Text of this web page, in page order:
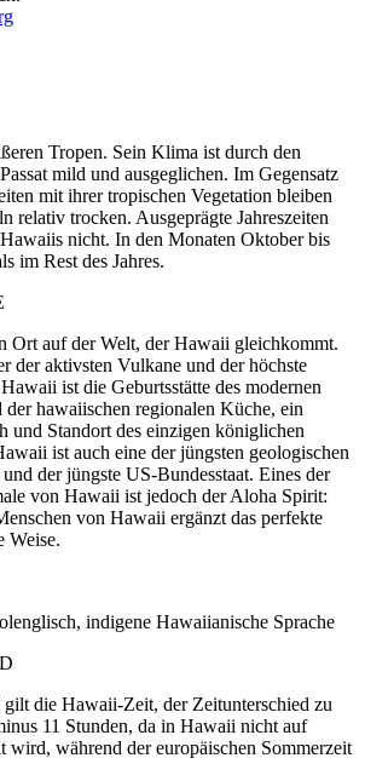
Tropen. Sein Klima ist durch den
mild und ausgeglichen. Im Gegensatz
mit ihrer tropischen Vegetation bleiben
relativ trocken. Ausgeprägte Jahreszeiten
nicht. In den Monaten Oktober bis
im Rest des Jahres.
Ort auf der Welt, der Hawaii gleichkommt.
der aktivsten Vulkane und der höchste
ist die Geburtsstätte des modernen
der hawaiischen regionalen Küche, ein
und Standort des einzigen königlichen
ist auch eine der jüngsten geologischen
der jüngste US-Bundesstaat. Eines der
von Hawaii ist jedoch der Aloha Spirit:
von Hawaii ergänzt das perfekte
Weise.
indigene Hawaiianische Sprache
die Hawaii-Zeit, der Zeitunterschied zu
11 Stunden, da in Hawaii nicht auf
wird, während der europäischen Sommerzeit